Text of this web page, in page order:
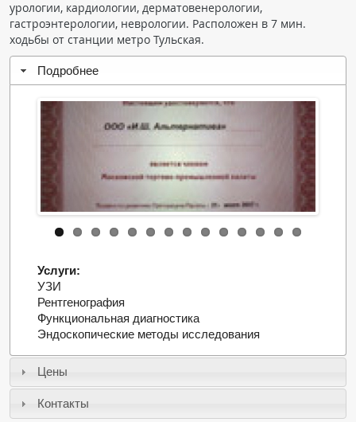
ОБРАЗОВАНИЕ
Интерактивные задания
Журнал "Лучевая диагностика и терапия"
КНИЖНЫЙ МАГАЗИН
ПАЦИЕНТАМ
Где пройти обследование
Компьютерная томография (КТ)
урологии, кардиологии, дерматовенерологии,
гастроэнтерологии, неврологии. Расположен в 7 мин.
ходьбы от станции метро Тульская.
Подробнее
Услуги:
УЗИ
Рентгенография
Функциональная диагностика
Эндоскопические методы исследования
Цены
Контакты